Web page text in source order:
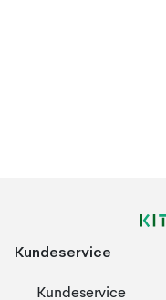
Kundeservice
Kundeservice